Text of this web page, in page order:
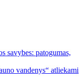
savybes: patogumas,
vandenys“ atliekami